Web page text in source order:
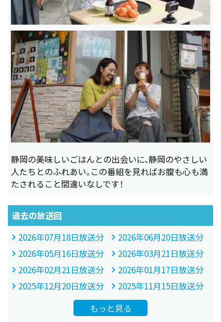
静岡の美味しいごはんとの出会いに、静岡のやさしい
人たちとのふれあい。この番組を見ればお腹も心も満
たされること間違いなしです！
過去の放送回
2026年07月18日放送分
2026年06月20日放送分
2026年05月16日放送分
2026年03月21日放送分
2026年02月21日放送分
2026年01月17日放送分
2025年12月20日放送分
2025年11月15日放送分
もっと見る